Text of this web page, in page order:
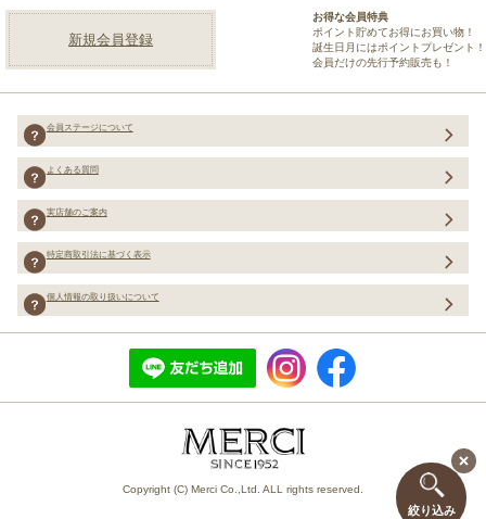
絞り込み
新規会員登録
お得な会員特典
ポイント貯めてお得にお買い物！
誕生日月にはポイントプレゼント！
会員だけの先行予約販売も！
会員ステージについて
よくある質問
実店舗のご案内
特定商取引法に基づく表示
個人情報の取り扱いについて
Copyright (C) Merci Co.,Ltd. ALL rights reserved.